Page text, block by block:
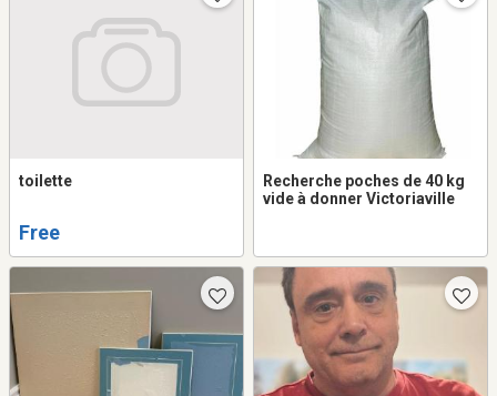
toilette
Free
Recherche poches de 40 kg
vide à donner Victoriaville